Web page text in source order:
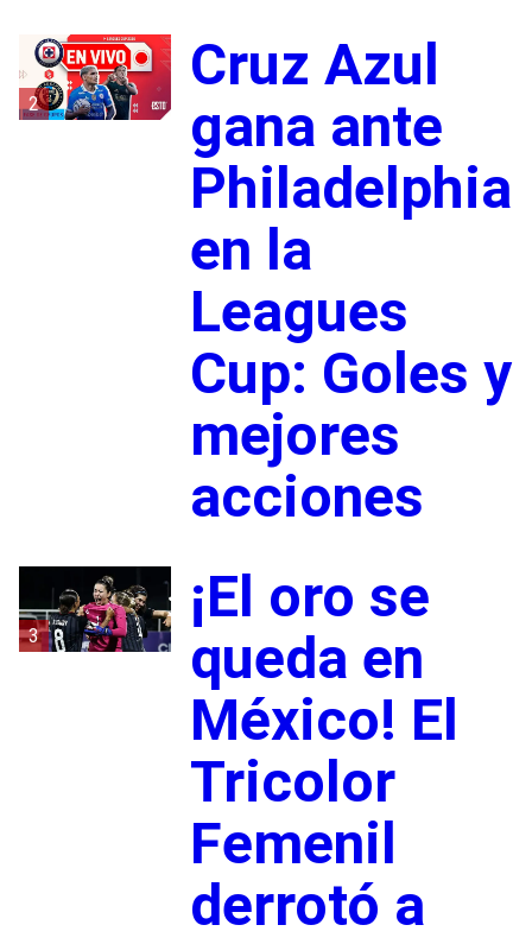
2
Cruz Azul
gana ante
Philadelphia
en la
Leagues
Cup: Goles y
mejores
acciones
3
¡El oro se
queda en
México! El
Tricolor
Femenil
derrotó a